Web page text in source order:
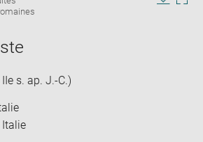
s. ap. J.-C.)
Italie